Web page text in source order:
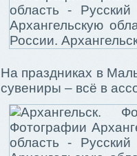
На праздниках в
сувениры – всё в